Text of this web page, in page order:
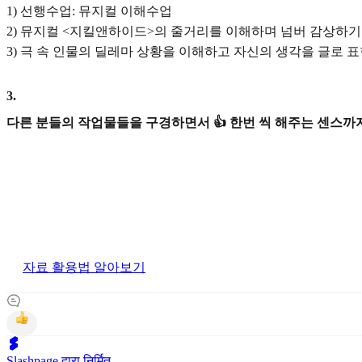
1) 선행수업: 뮤지컬 이해수업
2) 뮤지컬 <지킬앤하이드>의 줄거리를 이해하며 넘버 감상하기
3) 극 속 인물의 딜레마 상황을 이해하고 자신의 생각을 글로 표
3.
다른 분들의 작업물들을 구경하면서 👍 한번 씩 해주는 센스까
자료 활용법 알아보기